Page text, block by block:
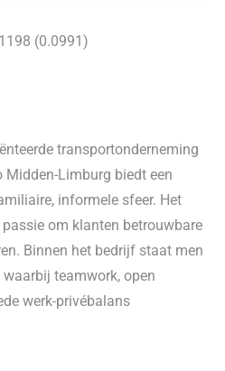
(0.0991)
transportonderneming
Midden-Limburg biedt een
informele sfeer. Het
om klanten betrouwbare
Binnen het bedrijf staat men
teamwork, open
werk-privébalans